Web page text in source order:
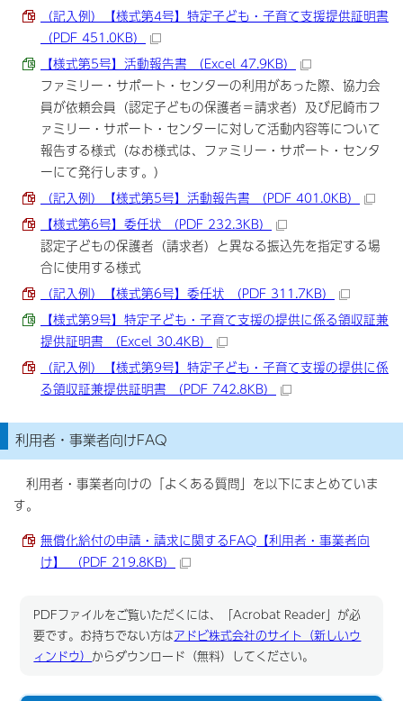
（記入例）【様式第4号】特定子ども・子育て支援提供証明書
（PDF 451.0KB）
【様式第5号】活動報告書 （Excel 47.9KB）
ファミリー・サポート・センターの利用があった際、協力会
員が依頼会員（認定子どもの保護者＝請求者）及び尼崎市フ
ァミリー・サポート・センターに対して活動内容等について
報告する様式（なお様式は、ファミリー・サポート・センタ
ーにて発行します。）
（記入例）【様式第5号】活動報告書 （PDF 401.0KB）
【様式第6号】委任状 （PDF 232.3KB）
認定子どもの保護者（請求者）と異なる振込先を指定する場
合に使用する様式
（記入例）【様式第6号】委任状 （PDF 311.7KB）
【様式第9号】特定子ども・子育て支援の提供に係る領収証兼
提供証明書 （Excel 30.4KB）
（記入例）【様式第9号】特定子ども・子育て支援の提供に係
る領収証兼提供証明書 （PDF 742.8KB）
利用者・事業者向けFAQ
利用者・事業者向けの「よくある質問」を以下にまとめていま
す。
無償化給付の申請・請求に関するFAQ【利用者・事業者向
け】 （PDF 219.8KB）
PDFファイルをご覧いただくには、「Acrobat Reader」が必
要です。お持ちでない方はアドビ株式会社のサイト（新しいウ
ィンドウ） からダウンロード（無料）してください。